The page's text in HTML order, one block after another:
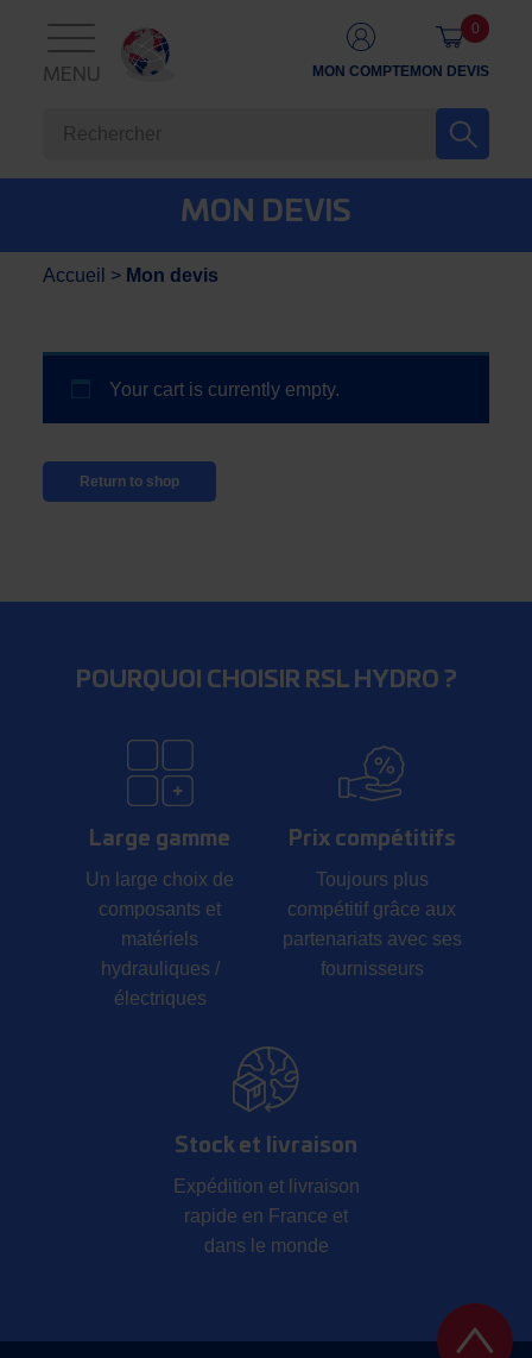
MENU MON COMPTEMON DEVIS
0
MON DEVIS
Accueil > Mon devis
Your cart is currently empty.
Return to shop
POURQUOI CHOISIR RSL HYDRO ?
Large gamme
Un large choix de
composants et
matériels
hydrauliques /
électriques
Prix compétitifs
Toujours plus
compétitif grâce aux
partenariats avec ses
fournisseurs
Stock et livraison
Expédition et livraison
rapide en France et
dans le monde